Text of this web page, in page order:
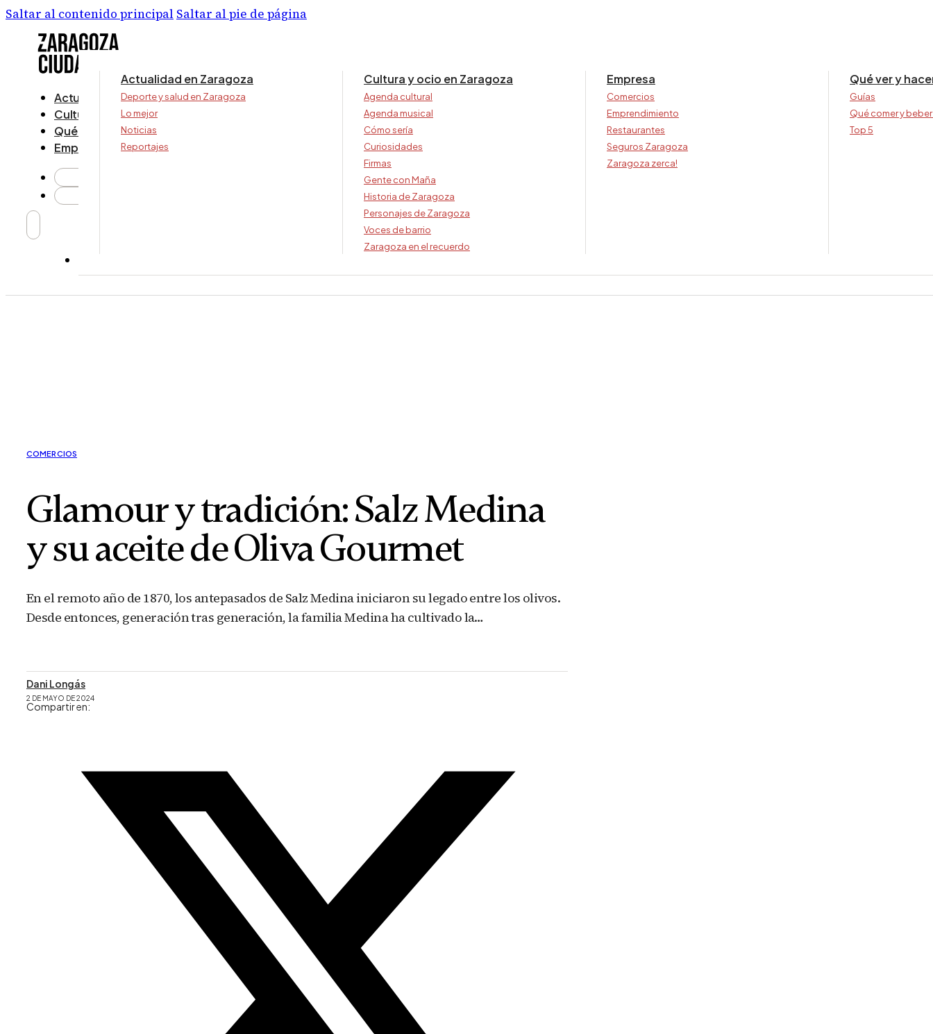
Saltar al contenido principal Saltar al pie de página
Actualidad
Cultura y ocio
Qué ver y hacer
Empresa
Actualidad en Zaragoza
Deporte y salud en Zaragoza
Lo mejor
Noticias
Reportajes
Cultura y ocio en Zaragoza
Agenda cultural
Agenda musical
Cómo sería
Curiosidades
Firmas
Gente con Maña
Historia de Zaragoza
Personajes de Zaragoza
Voces de barrio
Zaragoza en el recuerdo
Empresa
Comercios
Emprendimiento
Restaurantes
Seguros Zaragoza
Zaragoza zerca!
Qué ver y
Guías
Qué comer y
Top 5
COMERCIOS
Glamour y tradición: Salz Medina
y su aceite de Oliva Gourmet
En el remoto año de 1870, los antepasados de Salz Medina iniciaron su legado entre los olivos.
Desde entonces, generación tras generación, la familia Medina ha cultivado la…
Dani Longás
2 DE MAYO DE 2024
Compartir en: